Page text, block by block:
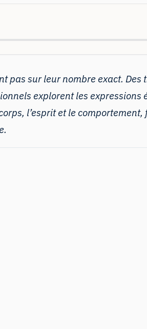
pas sur leur nombre exact.
explorent les
l’esprit et le